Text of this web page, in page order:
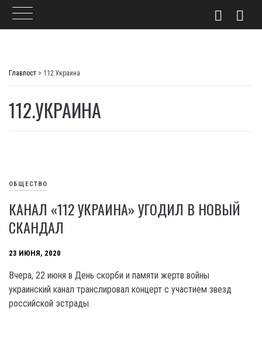
Главпост > 112.Украина
112.УКРАИНА
ОБЩЕСТВО
КАНАЛ «112 УКРАИНА» УГОДИЛ В НОВЫЙ
СКАНДАЛ
23 ИЮНЯ, 2020
Вчера, 22 июня в День скорби и памяти жертв войны
украинский канал транслировал концерт с участием звезд
российской эстрады.